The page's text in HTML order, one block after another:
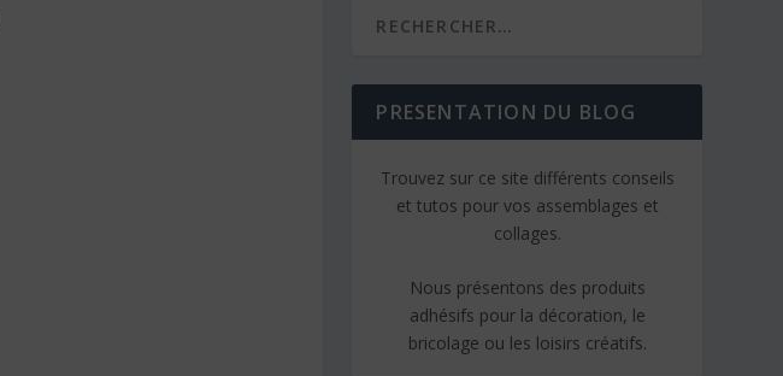
PRESENTATION DU BLOG
Trouvez sur ce site différents conseils
et tutos pour vos assemblages et
collages.
Nous présentons des produits
adhésifs pour la décoration, le
bricolage ou les loisirs créatifs.